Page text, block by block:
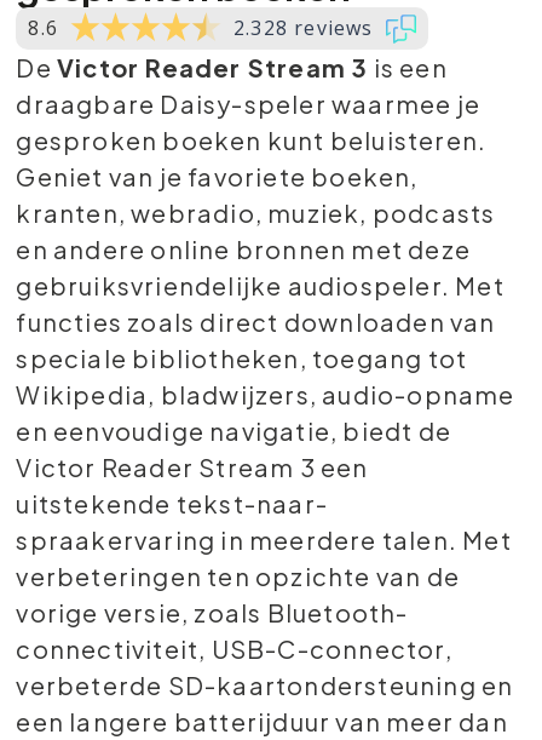
8.6 2.328 reviews
DeVictor Reader Stream 3 is een
draagbare Daisy-speler waarmee je
gesproken boeken kunt beluisteren.
Geniet van je favoriete boeken,
kranten, webradio, muziek, podcasts
en andere online bronnen met deze
gebruiksvriendelijke audiospeler. Met
functies zoals direct downloaden van
speciale bibliotheken, toegang tot
Wikipedia, bladwijzers, audio-opname
en eenvoudige navigatie, biedt de
Victor Reader Stream 3 een
uitstekende tekst-naar-
spraakervaring in meerdere talen. Met
verbeteringen ten opzichte van de
vorige versie, zoals Bluetooth-
connectiviteit, USB-C-connector,
verbeterde SD-kaartondersteuning en
een langere batterijduur van meer dan